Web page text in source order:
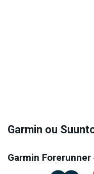
Garmin ou
Garmin Forerunner